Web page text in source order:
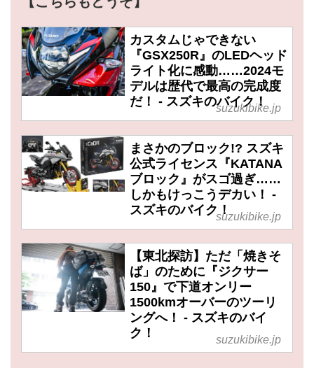
カスタムじゃできない
『GSX250R』のLEDヘッド
ライト化に感動……2024モ
デルは歴代で最高の完成度
だ！ - スズキのバイク！
suzukibike.jp
まさかのブロック!? スズキ
公式ライセンス『KATANA
ブロック』がスゴ過ぎ……
しかもけっこうデカい！ -
スズキのバイク！suzukibike.jp
【東北探訪】ただ「焼きそ
ば」のために『ジクサー
150』で下道オンリー
1500kmオーバーのツーリ
ングへ！ - スズキのバイ
ク！
suzukibike.jp